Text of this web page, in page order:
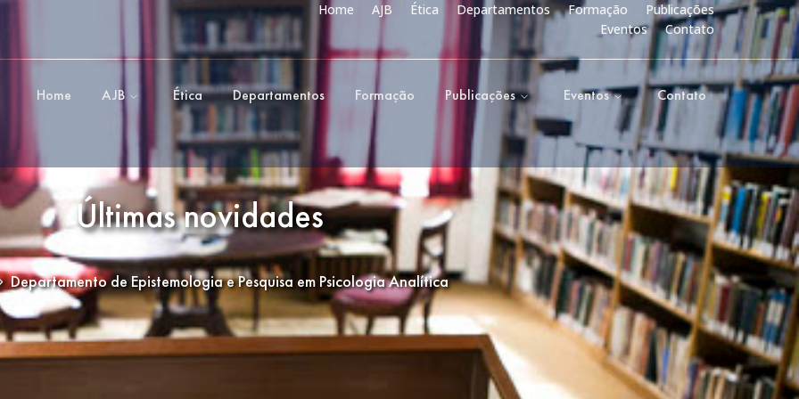
Home AJB Ética Departamentos Formação
Publicações
Eventos
Contato
Home AJB Ética Departamentos Formação Publicações Eventos Contato
Últimas novidades
Departamento de Epistemologia e Pesquisa em Psicologia Analítica